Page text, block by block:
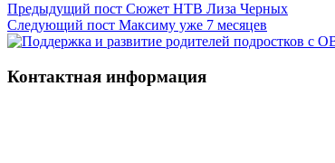
Предыдущий пост Сюжет НТВ Лиза Черных
Следующий пост Максиму уже 7 месяцев
Контактная информация